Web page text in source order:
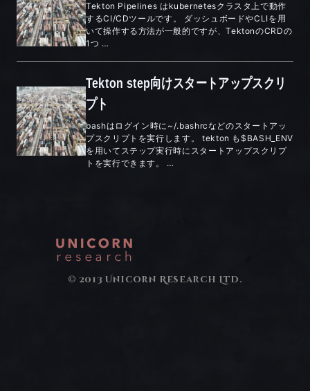
Tekton Pipelines はkubernetesクラスタ上で動作
するCI/CDツールです。 ダッシュボードやCLIを用
いて操作する方法が一般的ですが、TektonのCRDの
1つ …
Tekton step向けスタートアップスクリ
プト
bashはログイン時に~/.bashrcなどのスタートアッ
プスクリプトを実行します。 tekton も$BASH_ENV
を用いてステップ実行時にスタートアップスクリプ
トを実行できます。 …
© 2013 Unicorn Research Ltd.